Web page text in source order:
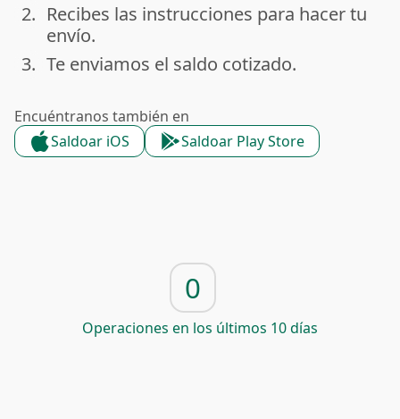
done
2. Recibes las instrucciones para hacer tu
envío.
done
3. Te enviamos el saldo cotizado.
Encuéntranos también en
Saldoar iOS
Saldoar Play Store
0
Operaciones en los últimos 10 días